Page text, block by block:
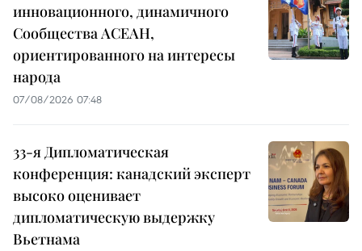
инновационного, динамичного
Сообщества АСЕАН,
ориентированного на интересы
народа
07/08/2026 07:48
33-я Дипломатическая
конференция: канадский эксперт
высоко оценивает
дипломатическую выдержку
Вьетнама